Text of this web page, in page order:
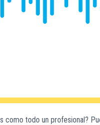
como todo un profesional?